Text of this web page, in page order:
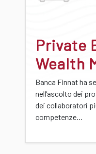
Private
Wealth
Banca Finnat ha
nell’ascolto dei
dei collaboratori
competenze...